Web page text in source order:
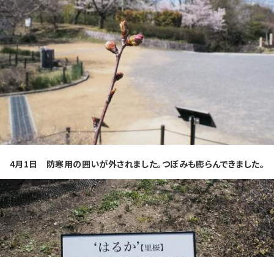
4月1日 防寒用の囲いが外されました。つぼみも膨らんできました。